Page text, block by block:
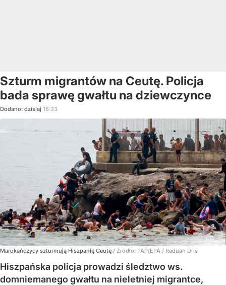
Szturm migrantów na Ceutę. Policja
bada sprawę gwałtu na dziewczynce
Dodano: dzisiaj 16:33
Marokańczycy szturmują Hiszpanię Ceutę / Źródło: PAP/EPA / Reduan Dris
Hiszpańska policja prowadzi śledztwo ws.
domniemanego gwałtu na nieletniej migrantce,